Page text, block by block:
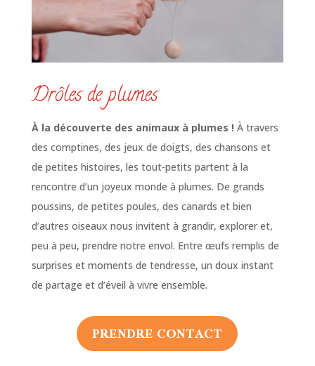
Drôles de plumes
À la découverte des animaux à plumes ! À travers
des comptines, des jeux de doigts, des chansons et
de petites histoires, les tout-petits partent à la
rencontre d’un joyeux monde à plumes. De grands
poussins, de petites poules, des canards et bien
d’autres oiseaux nous invitent à grandir, explorer et,
peu à peu, prendre notre envol. Entre œufs remplis de
surprises et moments de tendresse, un doux instant
de partage et d’éveil à vivre ensemble.
PRENDRE CONTACT